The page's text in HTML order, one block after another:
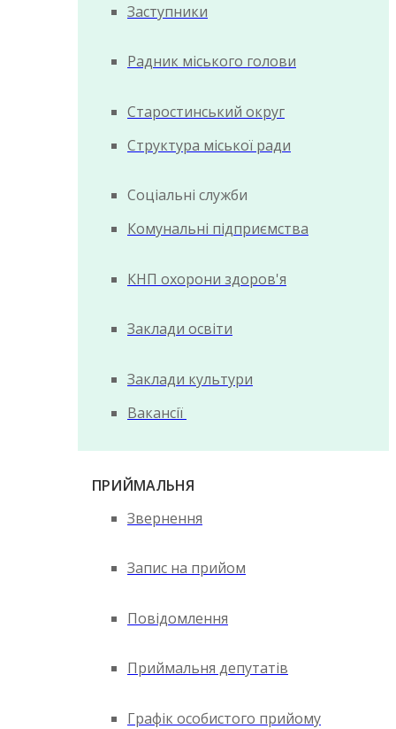
Заступники
Радник міського голови
Старостинський округ
Структура міської ради
Соціальні служби
Комунальні підприємства
КНП охорони здоров'я
Заклади освіти
Заклади культури
Вакансії
ПРИЙМАЛЬНЯ
Звернення
Запис на прийом
Повідомлення
Приймальня депутатів
Графік особистого прийому